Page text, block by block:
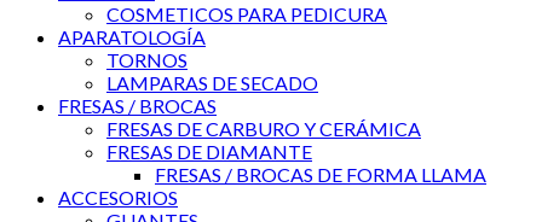
COSMETICOS PARA PEDICURA
APARATOLOGÍA
TORNOS
LAMPARAS DE SECADO
FRESAS / BROCAS
FRESAS DE CARBURO Y CERÁMICA
FRESAS DE DIAMANTE
FRESAS / BROCAS DE FORMA LLAMA
ACCESORIOS